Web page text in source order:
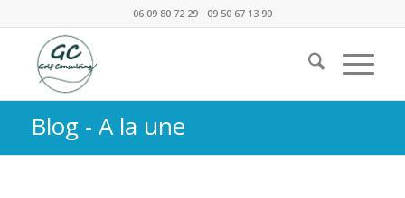
06 09 80 72 29 - 09 50 67 13 90
Blog - A la une